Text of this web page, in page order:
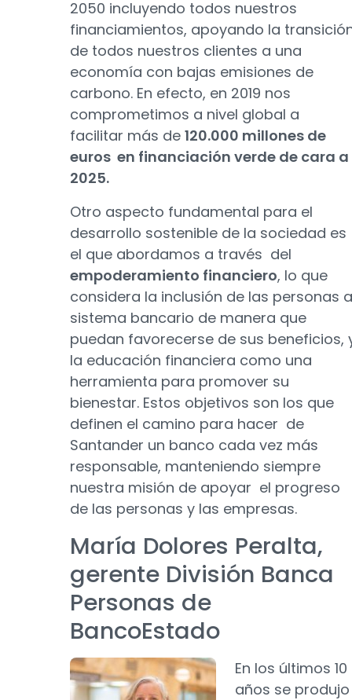
2050 incluyendo todos nuestros
financiamientos, apoyando la
de todos nuestros clientes a una
economía con bajas emisiones de
carbono. En efecto, en 2019 nos
comprometimos a nivel global a
facilitar más de 120.000 millones de
euros en financiación verde de cara a
2025.
Otro aspecto fundamental para el
desarrollo sostenible de la sociedad es
el que abordamos a través del
empoderamiento financiero, lo que
considera la inclusión de las personas
sistema bancario de manera que
puedan favorecerse de sus beneficios,
la educación financiera como una
herramienta para promover su
bienestar. Estos objetivos son los que
definen el camino para hacer de
Santander un banco cada vez más
responsable, manteniendo siempre
nuestra misión de apoyar el progreso
de las personas y las empresas.
María Dolores Peralta,
gerente División Banca
Personas de
BancoEstado
En los últimos 10
años se produjo